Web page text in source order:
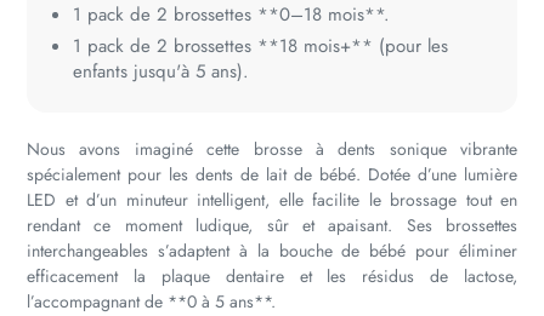
1 pack de 2 brossettes **0–18 mois**.
1 pack de 2 brossettes **18 mois+** (pour les
enfants jusqu'à 5 ans).
Nous avons imaginé cette brosse à dents sonique vibrante
spécialement pour les dents de lait de bébé. Dotée d’une lumière
LED et d’un minuteur intelligent, elle facilite le brossage tout en
rendant ce moment ludique, sûr et apaisant. Ses brossettes
interchangeables s’adaptent à la bouche de bébé pour éliminer
efficacement la plaque dentaire et les résidus de lactose,
l’accompagnant de **0 à 5 ans**.